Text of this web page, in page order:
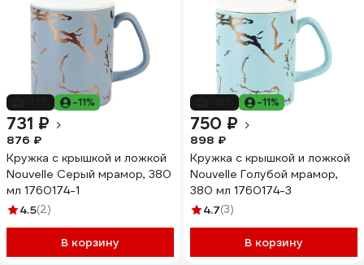
-11%
731 ₽
876 ₽
Кружка с крышкой и ложкой
Nouvelle Серый мрамор, 380
мл 1760174-1
4.5(2)
В корзину
-11%
750 ₽
898 ₽
Кружка с крышкой и ложкой
Nouvelle Голубой мрамор,
380 мл 1760174-3
4.7(3)
В корзину